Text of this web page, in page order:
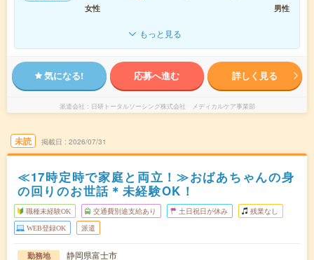
女性
男性
もっと見る
気になる! 応募へ進む 詳しく見る
派遣会社 日研トータルソーシング株式会社 メディカルケア事業部
未読 掲載日 2026/07/31
≪17時定時で家庭と両立！≫おばあちゃんの身
の回りのお世話＊未経験OK！
職種未経験OK 交通費別途支給あり 土日祝日が休み 残業なし
WEB登録OK 派遣
勤務地 静岡県富士市